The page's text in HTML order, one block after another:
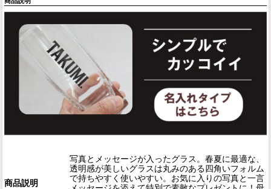
商品説明
写真とメッセージが入ったグラス。春夏に最適な、
透明感が美しいグラスは丸みのある四角いフォルム
で持ちやすく使いやすい。お気に入りの写真と一言